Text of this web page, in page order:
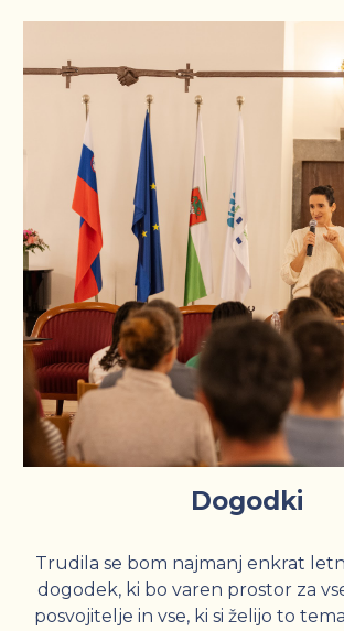
Dogodki
Trudila se bom najmanj enkrat
dogodek, ki bo varen prostor za
posvojitelje in vse, ki si želijo to